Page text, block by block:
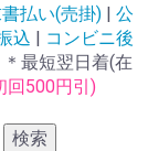
払い(売掛) | 公
込 | コンビニ後
＊最短翌日着(在
回500円引)
検索